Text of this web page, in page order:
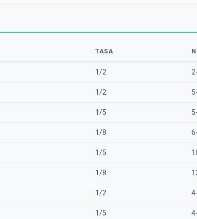
TASA
1/2
1/2
1/5
1/8
1/5
1/8
1/2
1/5